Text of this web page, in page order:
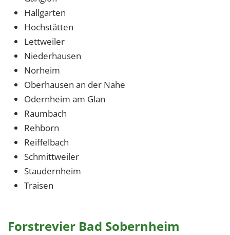
Hallgarten
Hochstätten
Lettweiler
Niederhausen
Norheim
Oberhausen an der Nahe
Odernheim am Glan
Raumbach
Rehborn
Reiffelbach
Schmittweiler
Staudernheim
Traisen
Forstrevier Bad Sobernheim